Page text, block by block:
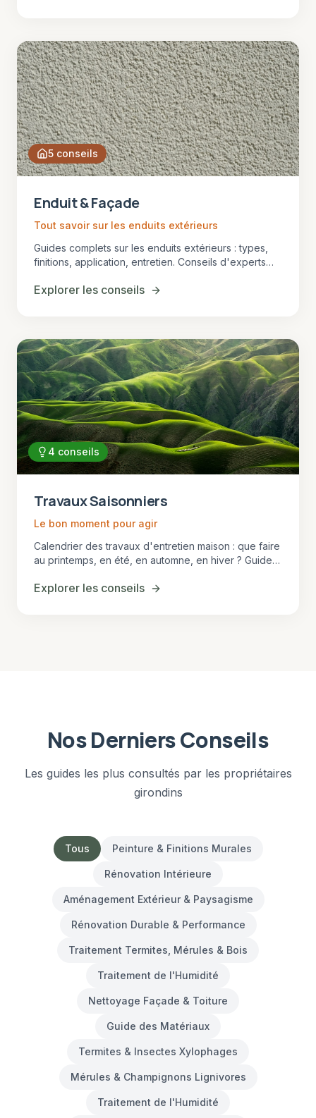
5 conseils
Enduit & Façade
Tout savoir sur les enduits extérieurs
Guides complets sur les enduits extérieurs : types,
finitions, application, entretien. Conseils d'experts
Explorer les conseils
4 conseils
Travaux Saisonniers
Le bon moment pour agir
Calendrier des travaux d'entretien maison : que faire
au printemps, en été, en automne, en hiver ? Guide
Explorer les conseils
Nos Derniers Conseils
Les guides les plus consultés par les propriétaires
girondins
Tous Peinture & Finitions Murales
Rénovation Intérieure
Aménagement Extérieur & Paysagisme
Rénovation Durable & Performance
Traitement Termites, Mérules & Bois
Traitement de l'Humidité
Nettoyage Façade & Toiture
Guide des Matériaux
Termites & Insectes Xylophages
Mérules & Champignons Lignivores
Traitement de l'Humidité